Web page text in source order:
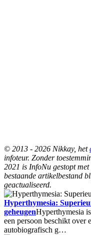
© 2013 - 2026 Nikkay, het
infoteur. Zonder
2021 is InfoNu gestopt
bestaande artikelbestand
geactualiseerd.
Hyperthymesia:
geheugenHyperthymesia
een persoon beschikt over
autobiografisch g…